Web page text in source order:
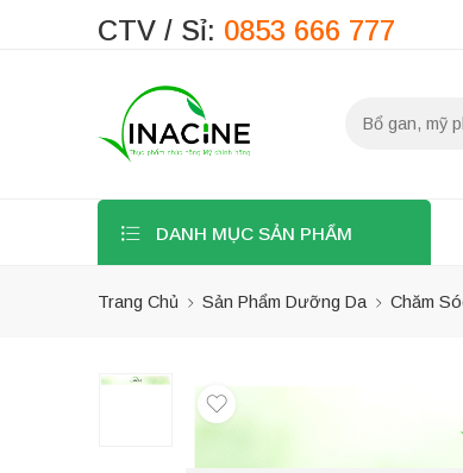
CTV / Sỉ: 0853 666 777
DANH MỤC SẢN PHẨM
Trang Chủ Sản Phẩm Dưỡng Da Chăm